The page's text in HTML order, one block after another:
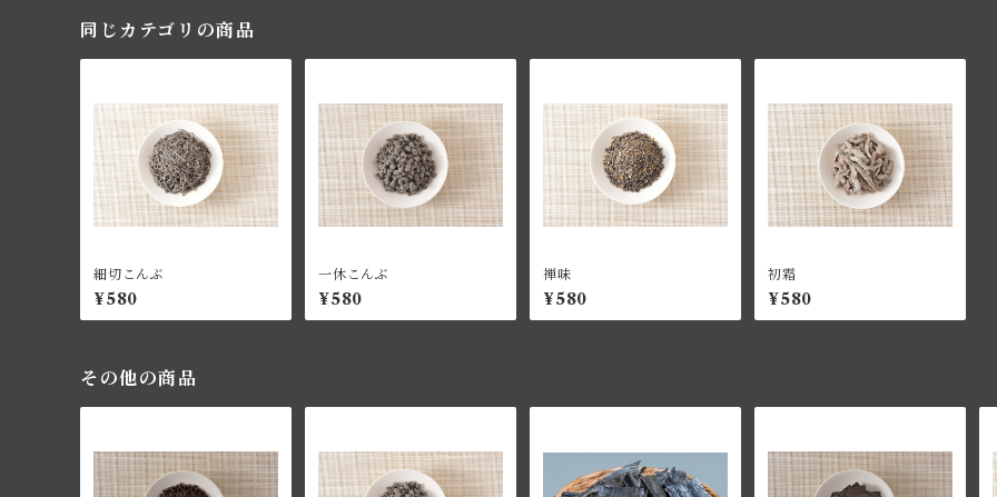
同じカテゴリの商品
細切こんぶ
¥580
一休こんぶ
¥580
禅味
¥580
初霜
¥580
その他の商品